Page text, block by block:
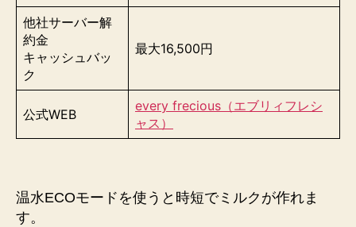
他社サーバー解
約金
キャッシュバッ
ク
最大16,500円
公式WEB
every frecious（エブリィフレシ
ャス）
温水ECOモードを使うと時短でミルクが作れま
す。